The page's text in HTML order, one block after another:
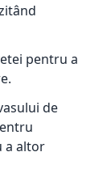
pentru a
de
a altor